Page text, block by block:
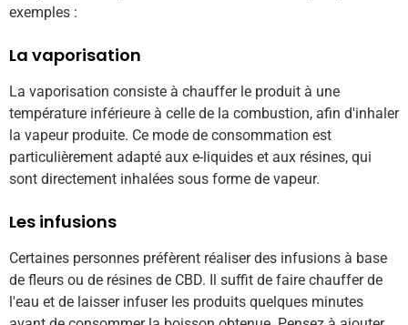
exemples :
La vaporisation
La vaporisation consiste à chauffer le produit à une
température inférieure à celle de la combustion, afin d'inhaler
la vapeur produite. Ce mode de consommation est
particulièrement adapté aux e-liquides et aux résines, qui
sont directement inhalées sous forme de vapeur.
Les infusions
Certaines personnes préfèrent réaliser des infusions à base
de fleurs ou de résines de CBD. Il suffit de faire chauffer de
l'eau et de laisser infuser les produits quelques minutes